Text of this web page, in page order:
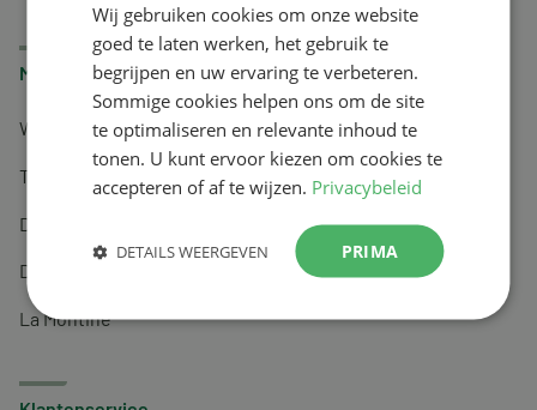
Merken
Wapiti
Tai-Ginseng
Dermagíq
Draisma
La Montine
Wij gebruiken cookies om onze website
goed te laten werken, het gebruik te
begrijpen en uw ervaring te verbeteren.
Sommige cookies helpen ons om de site
te optimaliseren en relevante inhoud te
tonen. U kunt ervoor kiezen om cookies te
accepteren of af te wijzen. Privacybeleid
PRIMA
DETAILS WEERGEVEN